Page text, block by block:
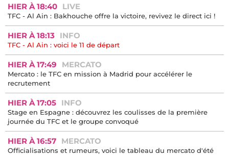
HIER À 18:40 LIVE
TFC - Al Ain : Bakhouche offre la victoire, revivez le direct ici !
HIER À 18:13 INFO
TFC - Al Ain : voici le 11 de départ
HIER À 17:49 MERCATO
Mercato : le TFC en mission à Madrid pour accélérer le
recrutement
HIER À 17:05 INFO
Stage en Espagne : découvrez les coulisses de la première
journée du TFC et le groupe convoqué
HIER À 16:57 MERCATO
Officialisations et rumeurs, voici le tableau du mercato d'été